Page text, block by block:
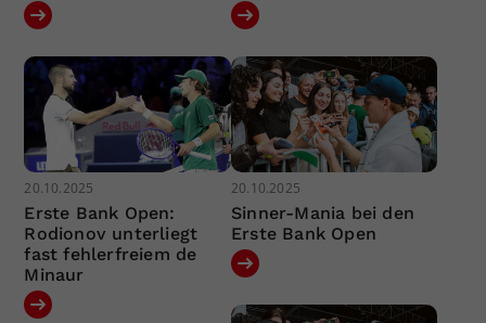
20.10.2025
Erste Bank Open:
Rodionov unterliegt
fast fehlerfreiem de
Minaur
20.10.2025
Sinner-Mania bei den
Erste Bank Open